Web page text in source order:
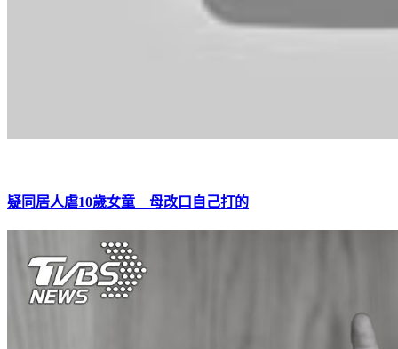
疑同居人虐10歲女童 母改口自己打的